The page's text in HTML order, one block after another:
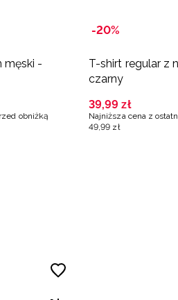
męski -
obniżką
-20%
T-shirt regular z
czarny
39,99 zł
Najniższa cena z
49,99 zł